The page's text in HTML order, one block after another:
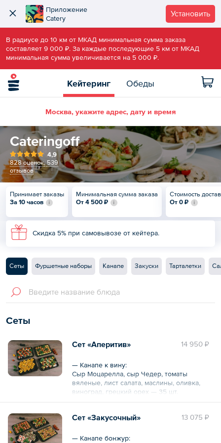
Приложение
Catery
Установить
В радиусе до 10 км от МКАД минимальная сумма заказа
составляет 9 000 ₽. За каждые последующие 5 км от МКАД
минимальная сумма увеличивается на 5 000 ₽.
Кейтеринг Обеды
Москва, укажите адрес, дату и время
Cateringoff
4,9
828 оценок,539
отзывов
Принимает заказы
За 10 часов
Минимальная сумма заказа
От 4 500 ₽
Стоимость
От 0 ₽
Скидка 5% при самовывозе от кейтера.
Сеты Фуршетные наборы Канапе Закуски Тарталетки
Сеты
14 950 ₽
Сет «Аперитив»
— Канапе к вину:
Сыр Моцарелла, сыр Чедер, томаты
вяленые, лист салата, маслины, оливка,
виноград, грецкий орех — 35 шт.
— Веррины №9:
базилик, лист салата — 16 шт.
С сыром Дор-Блю и красным виноградом —
13 075 ₽
Сет «Закусочный»
— Канапе бонжур: